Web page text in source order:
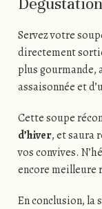
Servez votre
directement
plus gourmande,
assaisonnée et
Cette soupe
d’hiver, et saura
vos convives.
encore meilleure
En conclusion, la